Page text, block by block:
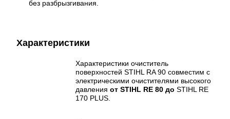
без разбрызгивания.
Характеристики
Характеристики очиститель
поверхностей STIHL RA 90 совместим с
электрическими очистителями высокого
давления от STIHL RE 80 до STIHL RE
170 PLUS.